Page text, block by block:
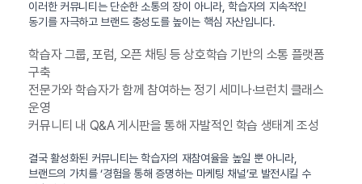
이러한 커뮤니티는 단순한 소통의 장이 아니라, 학습자의 지속적인
동기를 자극하고 브랜드 충성도를 높이는 핵심 자산입니다.
학습자 그룹, 포럼, 오픈 채팅 등 상호학습 기반의 소통 플랫폼
구축
전문가와 학습자가 함께 참여하는 정기 세미나·브런치 클래스
운영
커뮤니티 내 Q&A 게시판을 통해 자발적인 학습 생태계 조성
결국 활성화된 커뮤니티는 학습자의 재참여율을 높일 뿐 아니라,
브랜드의 가치를 ‘경험을 통해 증명하는 마케팅 채널’로 발전시킬 수